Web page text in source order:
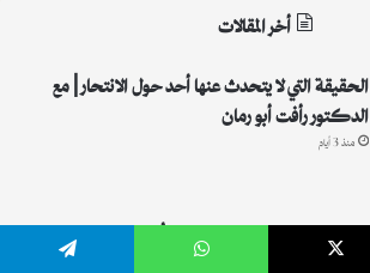
أخر المقالات
الحقيقة التي لا يتحدث عنها أحد حول الانتحار | مع
الدكتور رأفت أبو رمان
منذ 3 أيام
المحامي رامي سليحات يكشف أخطر الجرائم
الإلكترونية التي تهدد الجميع | بودكاست جزيل